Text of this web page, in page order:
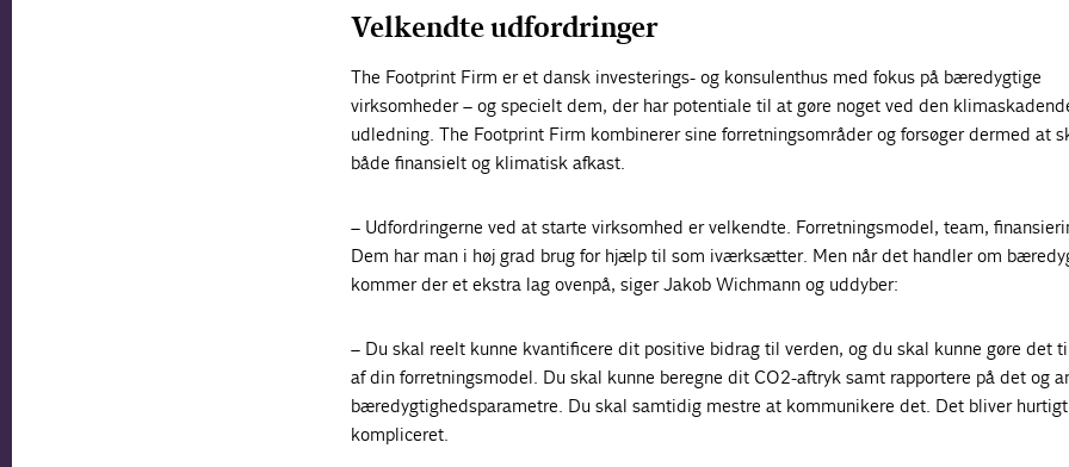
Velkendte udfordringer
The Footprint Firm er et dansk investerings- og konsulenthus med fokus på bæredygtige
virksomheder – og specielt dem, der har potentiale til at gøre noget ved den
udledning. The Footprint Firm kombinerer sine forretningsområder og forsøger dermed at
både finansielt og klimatisk afkast.
– Udfordringerne ved at starte virksomhed er velkendte. Forretningsmodel, team,
Dem har man i høj grad brug for hjælp til som iværksætter. Men når det handler om
kommer der et ekstra lag ovenpå, siger Jakob Wichmann og uddyber:
– Du skal reelt kunne kvantificere dit positive bidrag til verden, og du skal kunne gøre det
af din forretningsmodel. Du skal kunne beregne dit CO2-aftryk samt rapportere på det og
bæredygtighedsparametre. Du skal samtidig mestre at kommunikere det. Det bliver hurtigt
kompliceret.